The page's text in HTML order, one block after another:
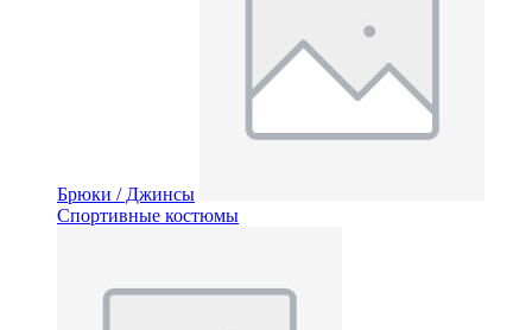
Брюки / Джинсы
Спортивные костюмы